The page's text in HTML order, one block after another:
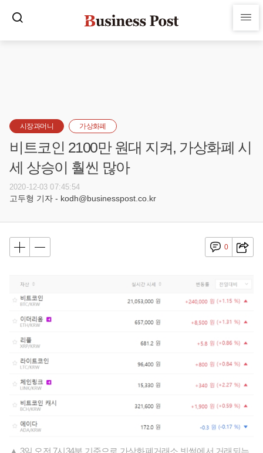
시장과머니 가상화폐
비트코인 2100만 원대 지켜, 가상화폐 시
세 상승이 훨씬 많아
2020-12-03 07:45:54
고두형 기자 - kodh@businesspost.co.kr
0
▲ 3일 오전 7시34분 기준으로 가상화폐거래소 빗썸에서 거래되는